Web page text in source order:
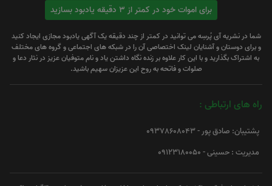
برای اموات خود در کمتر از 3 دقیقه یادبود بسازید
شما در نشریه آی پُرسِه می توانید در کمتر از چند دقیقه یک آگهی یادبود مجازی ایجاد کنید
و برای دوستان و آشنایان لینک اختصاصی آن را در شبکه های اجتماعی و گروه های مختلف
به اشتراک بگذارید و با این کار علاوه بر زنده نگاه داشتن یاد و نام متوفیان عزیز در نثار دعا و
صلوات و فاتحه به روح این عزیزان سهیم باشید.
راه های ارتباطی :
پشتیبان: صادق پور - 09378608043
مدیریت : حسینی - 09123180050